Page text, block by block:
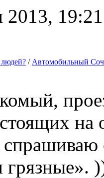
2013, 19:21
/ Автомобильный
грязные».